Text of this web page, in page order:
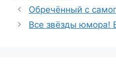
Обречённый с
Все звёзды юмора!